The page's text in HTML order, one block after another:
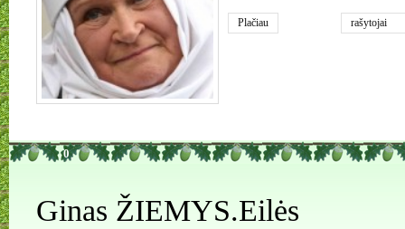
Plačiau rašytojai
0
Ginas ŽIEMYS.Eilės